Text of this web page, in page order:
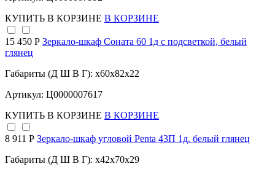
КУПИТЬ В КОРЗИНЕ В КОРЗИНЕ
15 450 Р Зеркало-шкаф Соната 60 1д с подсветкой, белый
глянец
Габариты (Д Ш В Г): x60x82x22
Артикул: Ц0000007617
КУПИТЬ В КОРЗИНЕ В КОРЗИНЕ
8 911 Р Зеркало-шкаф угловой Penta 43П 1д. белый глянец
Габариты (Д Ш В Г): x42x70x29